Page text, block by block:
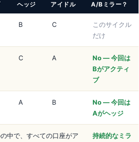
ヘッジ アイドル A/Bミラー？
B C
このサイクル
だけ
C A
No — 今回は
Bがアクティ
ブ
A B
No — 今回は
Aがヘッジ
中で、すべての口座がア
持続的なミラ